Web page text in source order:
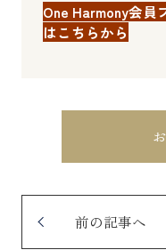
One Harmony会員
はこちらから
前の記事へ